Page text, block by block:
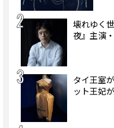
壊れゆく
夜』主演
タイ王室
ット王妃